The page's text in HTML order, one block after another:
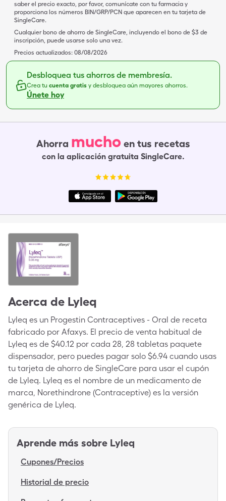
saber el precio exacto, por favor, comunícate con tu farmacia y
proporciona los números BIN/GRP/PCN que aparecen en tu tarjeta de
SingleCare.
Cualquier bono de ahorro de SingleCare, incluyendo el bono de $3 de
inscripción, puede usarse solo una vez.
Precios actualizados: 08/08/2026
Desbloquea tus ahorros de membresía.
Crea tu cuenta gratis y desbloquea aún mayores ahorros.
Únete hoy
Ahorra mucho en tus recetas
con la aplicación gratuita SingleCare.
Acerca de Lyleq
Lyleq es un Progestin Contraceptives - Oral de receta
fabricado por Afaxys. El precio de venta habitual de
Lyleq es de $40.12 por cada 28, 28 tabletas paquete
dispensador, pero puedes pagar solo $6.94 cuando usas
tu tarjeta de ahorro de SingleCare para usar el cupón
de Lyleq. Lyleq es el nombre de un medicamento de
marca, Norethindrone (Contraceptive) es la versión
genérica de Lyleq.
Aprende más sobre Lyleq
Cupones/Precios
Historial de precio